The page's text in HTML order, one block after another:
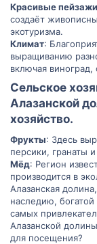
Красивые пейзажи
создаёт
экотуризма.
Климат:
выращиванию
включая
Сельское
Алазанской
хозяйство.​
Фрукты: Здесь
персики, гранаты
Мёд: Регион
производится в
Алазанская
наследию,
самых
Алазанской
для посещения?